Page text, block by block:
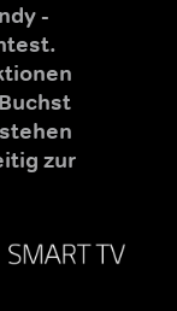
-
zur